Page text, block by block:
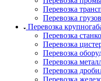
Перевозка
Перевозка
Перевозка
Перевозка
Перевозка
Перевозка
Перевозка
Перевозка